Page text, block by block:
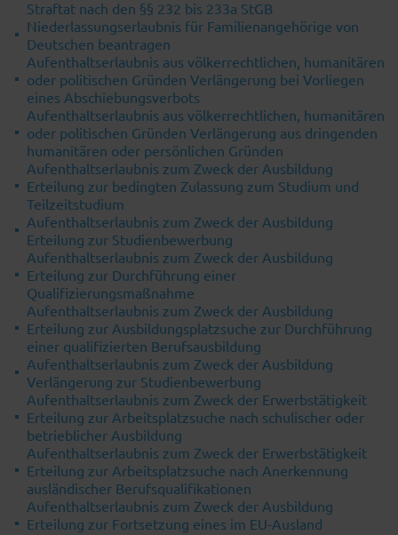
Straftat nach den §§ 232 bis 233a StGB
Niederlassungserlaubnis für Familienangehörige von
Deutschen beantragen
Aufenthaltserlaubnis aus völkerrechtlichen, humanitären
oder politischen Gründen Verlängerung bei Vorliegen
eines Abschiebungsverbots
Aufenthaltserlaubnis aus völkerrechtlichen, humanitären
oder politischen Gründen Verlängerung aus dringenden
humanitären oder persönlichen Gründen
Aufenthaltserlaubnis zum Zweck der Ausbildung
Erteilung zur bedingten Zulassung zum Studium und
Teilzeitstudium
Aufenthaltserlaubnis zum Zweck der Ausbildung
Erteilung zur Studienbewerbung
Aufenthaltserlaubnis zum Zweck der Ausbildung
Erteilung zur Durchführung einer
Qualifizierungsmaßnahme
Aufenthaltserlaubnis zum Zweck der Ausbildung
Erteilung zur Ausbildungsplatzsuche zur Durchführung
einer qualifizierten Berufsausbildung
Aufenthaltserlaubnis zum Zweck der Ausbildung
Verlängerung zur Studienbewerbung
Aufenthaltserlaubnis zum Zweck der Erwerbstätigkeit
Erteilung zur Arbeitsplatzsuche nach schulischer oder
betrieblicher Ausbildung
Aufenthaltserlaubnis zum Zweck der Erwerbstätigkeit
Erteilung zur Arbeitsplatzsuche nach Anerkennung
ausländischer Berufsqualifikationen
Aufenthaltserlaubnis zum Zweck der Ausbildung
Erteilung zur Fortsetzung eines im EU-Ausland